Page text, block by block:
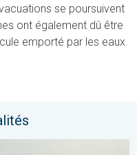
se poursuivent
ont également dû être
emporté par les eaux.
Canicule Europe de